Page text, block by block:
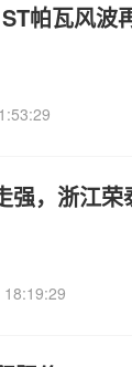
帕瓦风波
强，浙江